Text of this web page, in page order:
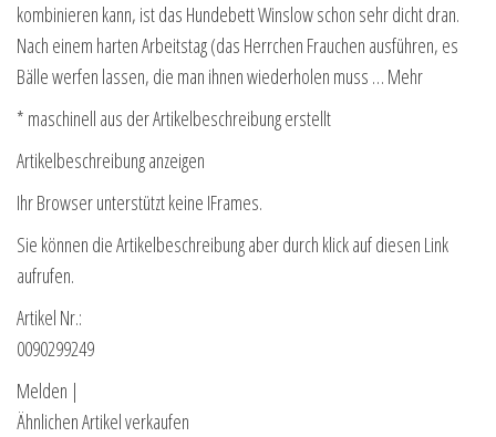
kombinieren kann, ist das Hundebett Winslow schon sehr dicht dran.
Nach einem harten Arbeitstag (das Herrchen Frauchen ausführen, es
Bälle werfen lassen, die man ihnen wiederholen muss … Mehr
* maschinell aus der Artikelbeschreibung erstellt
Artikelbeschreibung anzeigen
Ihr Browser unterstützt keine IFrames.
Sie können die Artikelbeschreibung aber durch klick auf diesen Link
aufrufen.
Artikel Nr.:
0090299249
Melden |
Ähnlichen Artikel verkaufen